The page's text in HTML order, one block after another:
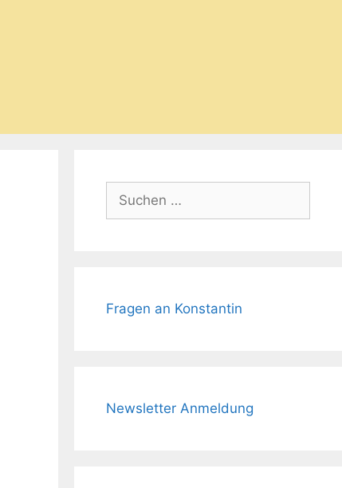
Suchen
nach:
Fragen an Konstantin
Newsletter Anmeldung